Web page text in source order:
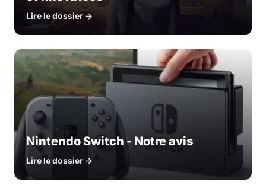
Lire le dossier →
Nintendo Switch - Notre avis
Lire le dossier →